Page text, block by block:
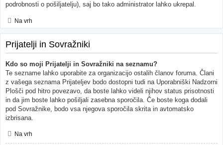
podrobnosti o pošiljatelju), saj bo tako administrator lahko ukrepal.
Na vrh
Prijatelji in Sovražniki
Kdo so moji Prijatelji in Sovražniki na seznamu?
Te sezname lahko uporabite za organizacijo ostalih članov foruma. Člani
z vašega seznama Prijateljev bodo dostopni tudi na Uporabniški Nadzorni
Plošči pod hitro povezavo, da boste lahko videli njihov status prisotnosti
in da jim boste lahko pošiljali zasebna sporočila. Če boste koga dodali
pod Sovražnike, bodo vsa njegova sporočila skrita in avtomatsko
izbrisana.
Na vrh